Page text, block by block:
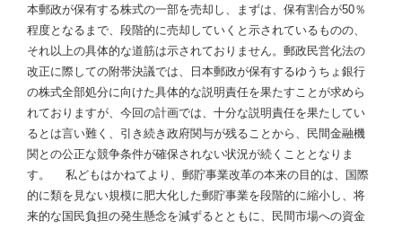
本郵政が保有する株式の一部を売却し、まずは、保有割合が50％
程度となるまで、段階的に売却していくと示されているものの、
それ以上の具体的な道筋は示されておりません。郵政民営化法の
改正に際しての附帯決議では、日本郵政が保有するゆうちょ銀行
の株式全部処分に向けた具体的な説明責任を果たすことが求めら
れておりますが、今回の計画では、十分な説明責任を果たしてい
るとは言い難く、引き続き政府関与が残ることから、民間金融機
関との公正な競争条件が確保されない状況が続くこととなりま
す。 私どもはかねてより、郵貯事業改革の本来の目的は、国際
的に類を見ない規模に肥大化した郵貯事業を段階的に縮小し、将
来的な国民負担の発生懸念を減ずるとともに、民間市場への資金